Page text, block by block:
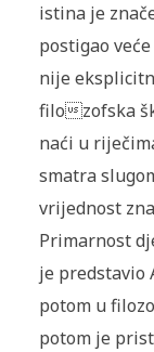
istina je
postigao
nije
filozofska
naći u
smatra
vrijednost
Primarnost
je predstavio
potom u
potom je